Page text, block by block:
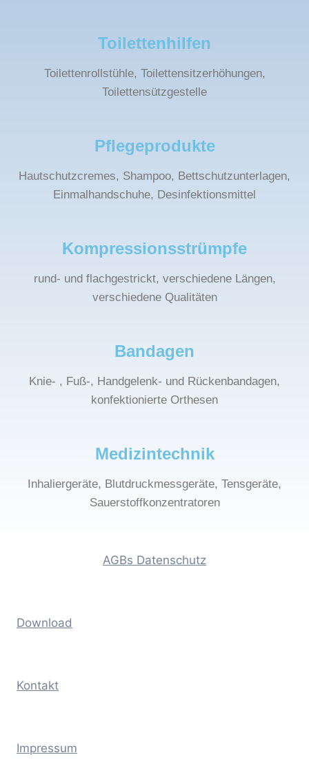
Toilettenhilfen
Toilettenrollstühle, Toilettensitzerhöhungen,
Toilettensützgestelle
Pflegeprodukte
Hautschutzcremes, Shampoo, Bettschutzunterlagen,
Einmalhandschuhe, Desinfektionsmittel
Kompressionsstrümpfe
rund- und flachgestrickt, verschiedene Längen,
verschiedene Qualitäten
Bandagen
Knie- , Fuß-, Handgelenk- und Rückenbandagen,
konfektionierte Orthesen
Medizintechnik
Inhaliergeräte, Blutdruckmessgeräte, Tensgeräte,
Sauerstoffkonzentratoren
AGBs Datenschutz
Download
Kontakt
Impressum